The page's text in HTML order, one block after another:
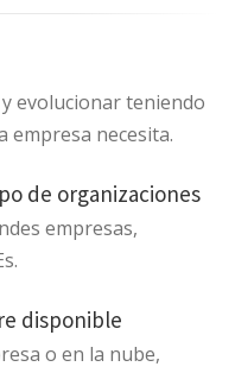
evolucionar teniendo
empresa necesita.
de organizaciones
empresas,
disponible
o en la nube,